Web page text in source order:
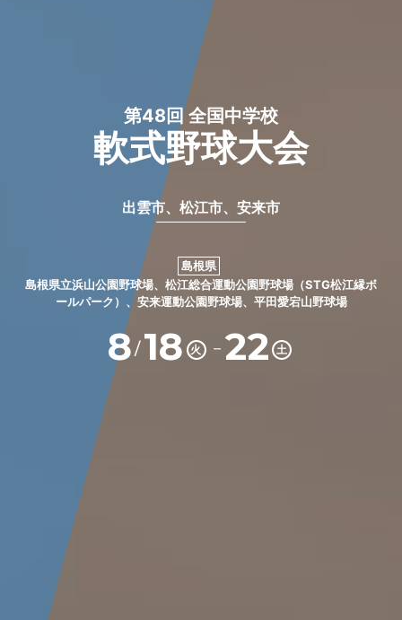
第48回 全国中学校
軟式野球大会
出雲市、松江市、安来市
島根県
島根県立浜山公園野球場、松江総合運動公園野球場（STG松江縁ボ
ールパーク）、安来運動公園野球場、平田愛宕山野球場
8/18 火 － 22 土